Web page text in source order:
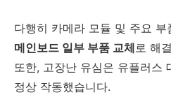
다행히 카메라 모듈 및 주요
메인보드 일부 부품 교체로 해
또한, 고장난 유심은 유플러스
정상 작동했습니다.